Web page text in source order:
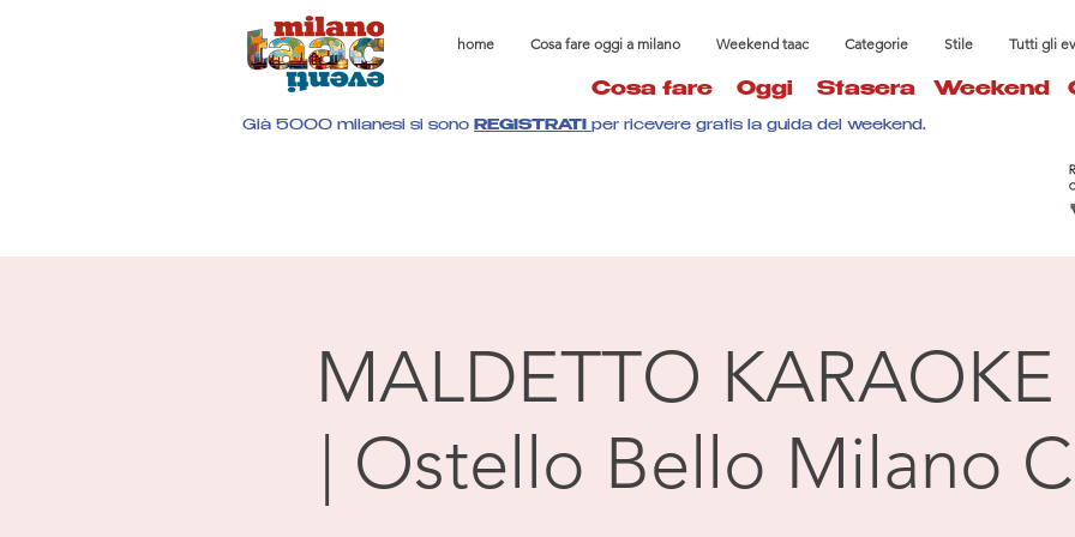
home Cosa fare oggi a milano Weekend taac Categorie Stile Tutti gli
Cosa fare Oggi Stasera Weekend
Già 5000 milanesi si sono REGISTRATI per ricevere gratis la guida del weekend.
MALDETTO
| Ostello Bello Milano